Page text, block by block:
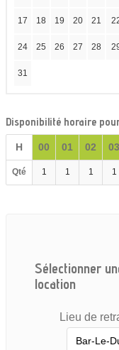
17 18 19 20 21
24 25 26 27 28
31
Disponibilité horaire
H 00 01 02 03
Qté 1 1 1 1
Sélectionner
location
Lieu de